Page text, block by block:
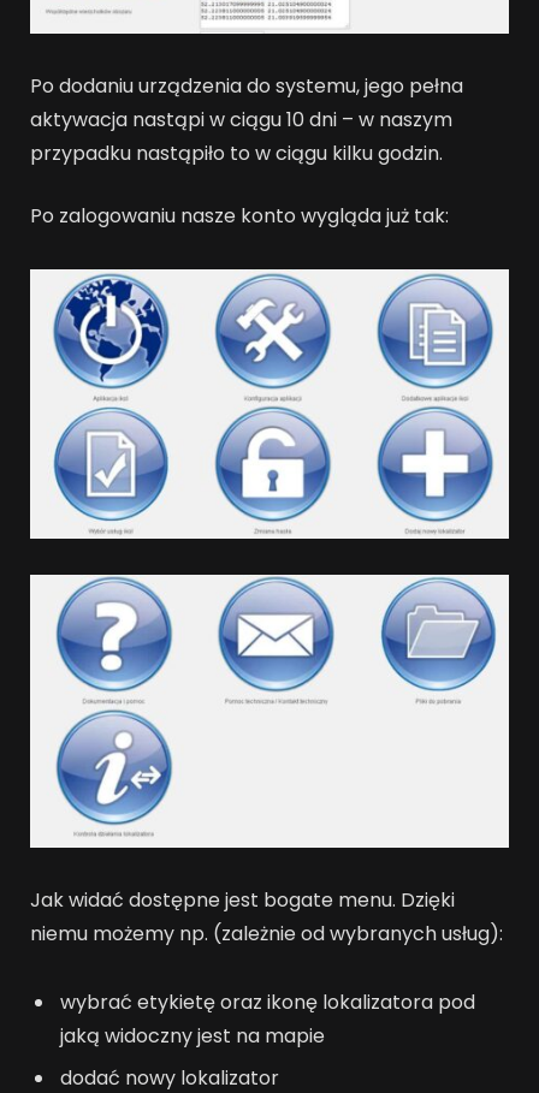
Po dodaniu urządzenia do systemu, jego pełna
aktywacja nastąpi w ciągu 10 dni – w naszym
przypadku nastąpiło to w ciągu kilku godzin.
Po zalogowaniu nasze konto wygląda już tak:
Jak widać dostępne jest bogate menu. Dzięki
niemu możemy np. (zależnie od wybranych usług):
wybrać etykietę oraz ikonę lokalizatora pod
jaką widoczny jest na mapie
dodać nowy lokalizator